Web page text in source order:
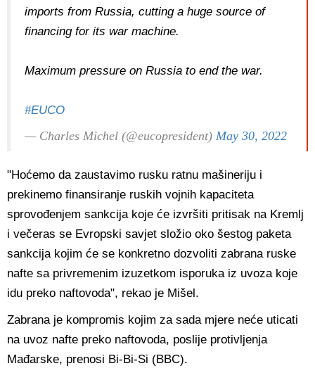
imports from Russia, cutting a huge source of
financing for its war machine.
Maximum pressure on Russia to end the war.
#EUCO
— Charles Michel (@eucopresident) May 30, 2022
"Hoćemo da zaustavimo rusku ratnu mašineriju i
prekinemo finansiranje ruskih vojnih kapaciteta
sprovođenjem sankcija koje će izvršiti pritisak na Kremlj
i večeras se Evropski savjet složio oko šestog paketa
sankcija kojim će se konkretno dozvoliti zabrana ruske
nafte sa privremenim izuzetkom isporuka iz uvoza koje
idu preko naftovoda", rekao je Mišel.
Zabrana je kompromis kojim za sada mjere neće uticati
na uvoz nafte preko naftovoda, poslije protivljenja
Mađarske, prenosi Bi-Bi-Si (BBC).